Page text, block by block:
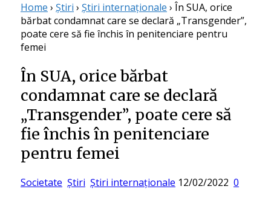
Home › Știri › Știri internaționale › În SUA, orice
bărbat condamnat care se declară „Transgender”,
poate cere să fie închis în penitenciare pentru
femei
În SUA, orice bărbat
condamnat care se declară
„Transgender”, poate cere să
fie închis în penitenciare
pentru femei
Societate Știri Știri internaționale Posted
12/02/2022 0